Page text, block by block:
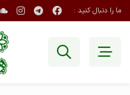
ما را دنبال کنید :